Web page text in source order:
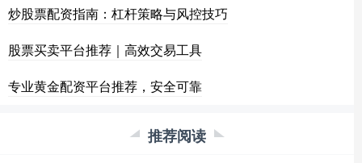
炒股票配资指南：杠杆策略与风控技巧
股票买卖平台推荐｜高效交易工具
专业黄金配资平台推荐，安全可靠
推荐阅读